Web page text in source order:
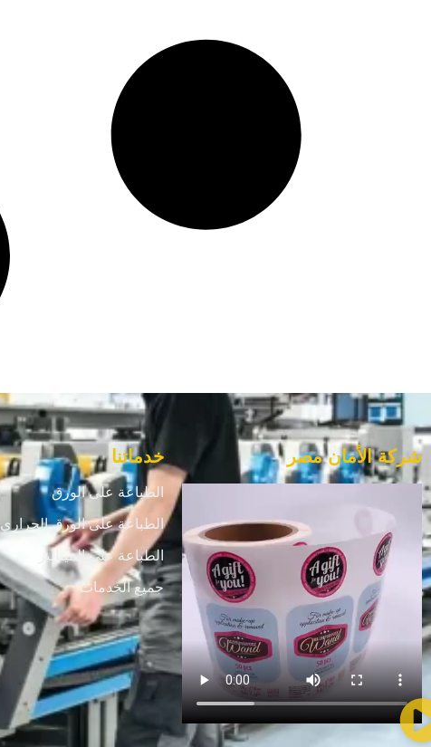
شركة الأمان مصر خدماتنا
الطباعة على الورق
الطباعة على الورق الحراري
الطباعة علي الميتاليز
جميع الخدمات